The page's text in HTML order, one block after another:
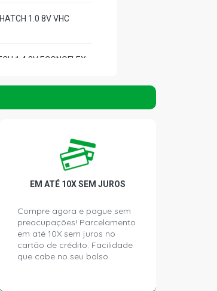
1.0 8V VHC
1.4 8V ECONOFLEX
1.4 8V
- 2012)
8V FLEX (2006 -
1.8 8V GASOLINA
1.8 8V GASOLINA
EM ATÉ 10X SEM JUROS
Compre agora e pague sem
preocupações! Parcelamento
em até 10X sem juros no
cartão de crédito. Facilidade
que cabe no seu bolso.